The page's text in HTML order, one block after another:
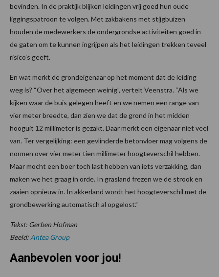
bevinden. In de praktijk blijken leidingen vrij goed hun oude
liggingspatroon te volgen. Met zakbakens met stijgbuizen
houden de medewerkers de ondergrondse activiteiten goed in
de gaten om te kunnen ingrijpen als het leidingen trekken teveel
risico’s geeft.
En wat merkt de grondeigenaar op het moment dat de leiding
weg is? “Over het algemeen weinig”, vertelt Veenstra. “Als we
kijken waar de buis gelegen heeft en we nemen een range van
vier meter breedte, dan zien we dat de grond in het midden
hooguit 12 millimeter is gezakt. Daar merkt een eigenaar niet veel
van. Ter vergelijking: een gevlinderde betonvloer mag volgens de
normen over vier meter tien millimeter hoogteverschil hebben.
Maar mocht een boer toch last hebben van iets verzakking, dan
maken we het graag in orde. In grasland frezen we de strook en
zaaien opnieuw in. In akkerland wordt het hoogteverschil met de
grondbewerking automatisch al opgelost.”
Tekst: Gerben Hofman
Beeld: Antea Group
Aanbevolen voor jou!